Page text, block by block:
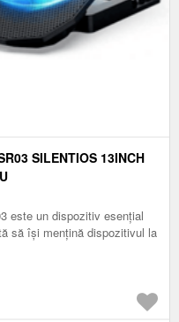
SILENTIOS 13INCH
este un dispozitiv esențial
să își mențină dispozitivul la